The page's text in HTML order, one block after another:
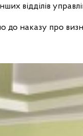
відділів
до наказу про